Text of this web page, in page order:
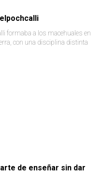
formaba a los macehuales en
con una disciplina distinta
de enseñar sin dar